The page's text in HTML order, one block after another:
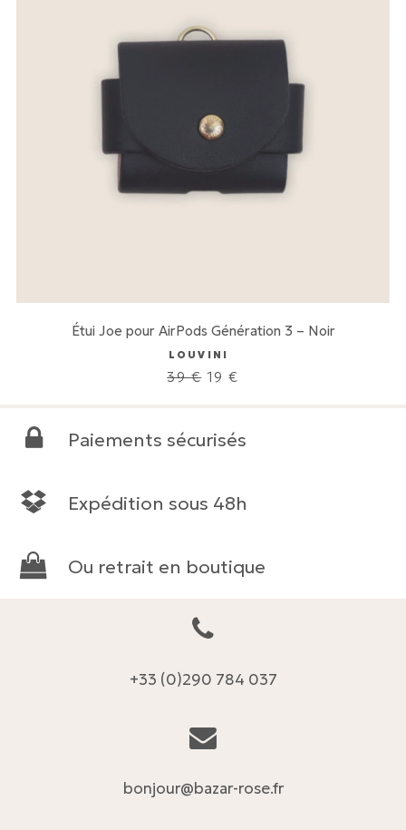
Étui Joe pour AirPods Génération 3 – Noir
LOUVINI
39€ Le
39 €.
19€
19 €.
Paiements sécurisés
Expédition sous 48h
Ou retrait en boutique
+33 (0)290 784 037
bonjour@bazar-rose.fr